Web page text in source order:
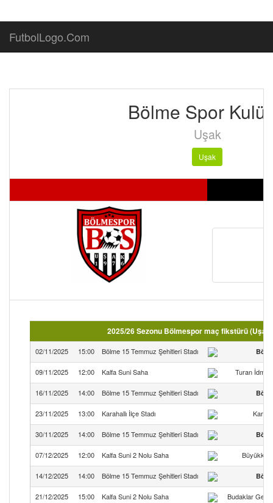
FutbolLogo.Com
Bölme Spor
Uşak
Uşak
2025/26 Sezonu Bölmespor maç fikstürü
02/11/2025 15:00 Bölme 15 Temmuz Şehitleri Stadı
09/11/2025 12:00 Kalfa Suni Saha Turan
16/11/2025 14:00 Bölme 15 Temmuz Şehitleri Stadı
23/11/2025 13:00 Karahallı İlçe Stadı
30/11/2025 14:00 Bölme 15 Temmuz Şehitleri Stadı
07/12/2025 12:00 Kalfa Suni 2 Nolu Saha
14/12/2025 14:00 Bölme 15 Temmuz Şehitleri Stadı
21/12/2025 15:00 Kalfa Suni 2 Nolu Saha Budaklar